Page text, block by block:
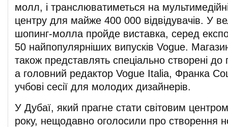
молл, і транслюватиметься на
центру для майже 400 000 відвідувачів. У
шопинг-молла пройде виставка, серед
50 найпопулярніших випусків Vogue.
також представлять спеціально створені
а головний редактор Vogue Italia, Франка
учбові сесії для молодих дизайнерів.
У Дубаї, який прагне стати світовим
року, нещодавно оголосили про створення